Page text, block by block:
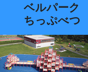
ベルパーク
ちっぷべつ